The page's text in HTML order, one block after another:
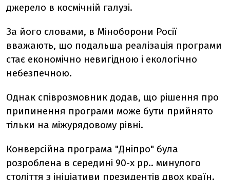
джерело в космічній галузі.
За його словами, в Міноборони Росії
вважають, що подальша реалізація програми
стає економічно невигідною і екологічно
небезпечною.
Однак співрозмовник додав, що рішення про
припинення програми може бути прийнято
тільки на міжурядовому рівні.
Конверсійна програма "Дніпро" була
розроблена в середині 90-х рр.. минулого
століття з ініціативи президентів двох країн.